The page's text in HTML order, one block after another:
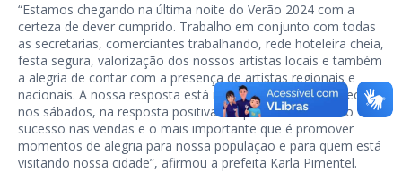
“Estamos chegando na última noite do Verão 2024 com a
certeza de dever cumprido. Trabalho em conjunto com todas
as secretarias, comerciantes trabalhando, rede hoteleira cheia,
festa segura, valorização dos nossos artistas locais e também
a alegria de contar com a presença de artistas regionais e
nacionais. A nossa resposta está no público que compareceu
nos sábados, na resposta positiva de quem está obtendo
sucesso nas vendas e o mais importante que é promover
momentos de alegria para nossa população e para quem está
visitando nossa cidade”, afirmou a prefeita Karla Pimentel.